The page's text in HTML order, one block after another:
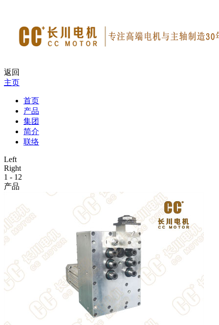
返回
主页
首页
产品
集团
简介
联络
Left
Right
1 - 12
产品